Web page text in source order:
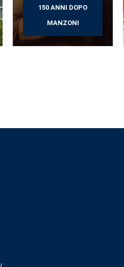
150 ANNI DOPO
MANZONI